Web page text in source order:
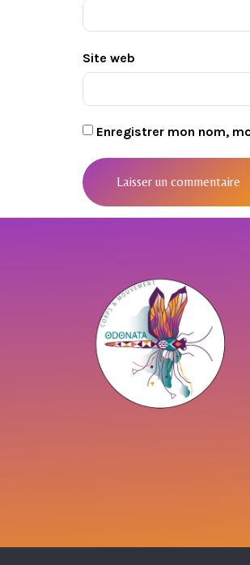
Site web
Enregistrer mon nom,